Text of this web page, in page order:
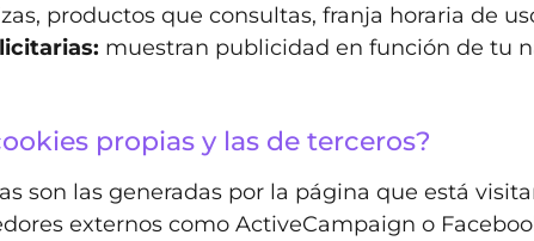
productos que consultas, franja horaria de
muestran publicidad en función de tu
propias y las de terceros?
son las generadas por la página que está
externos como ActiveCampaign o